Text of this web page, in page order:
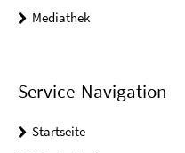
Mediathek
Service-Navigation
Startseite